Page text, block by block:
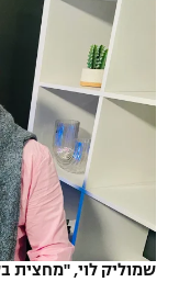
VOD
רץ ברשת
תוצאות
גביע המדינה
נבחרת ישראל
מכבי חיפה
בית"ר ירושלים
מכבי תל אביב
ליגה גרמנית
ליגה ספרדית
ליגה איטלקית
ליגה צרפתית
ליגה הולנדית
ליגה לאומית
כדורסל נשים
מכבי תל אביב
הפועל חולון
הפועל ירושלים
דני אבדיה
NBA
יורוליג
יורוקאפ
ענפים נוספים
טניס
כדורעף
שחייה
שמוליק לוי, "מחצית